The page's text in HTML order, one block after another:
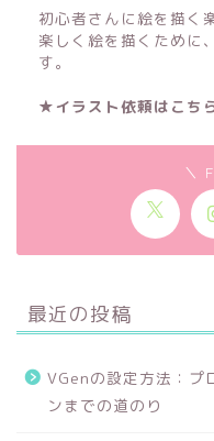
初心者さんに絵を描く
楽しく絵を描くために
す。
★イラスト依頼はこち
＼
最近の投稿
VGenの設定方法：プ
ンまでの道のり